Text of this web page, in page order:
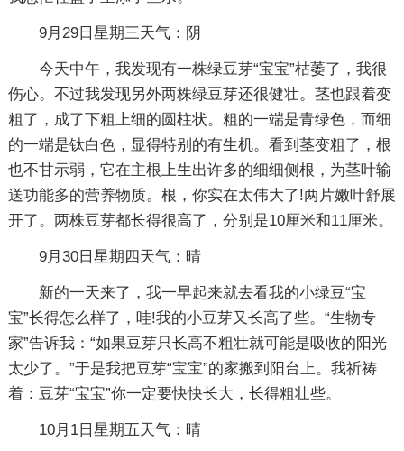
9月29日星期三天气：阴
今天中午，我发现有一株绿豆芽“宝宝”枯萎了，我很
伤心。不过我发现另外两株绿豆芽还很健壮。茎也跟着变
粗了，成了下粗上细的圆柱状。粗的一端是青绿色，而细
的一端是钛白色，显得特别的有生机。看到茎变粗了，根
也不甘示弱，它在主根上生出许多的细细侧根，为茎叶输
送功能多的营养物质。根，你实在太伟大了!两片嫩叶舒展
开了。两株豆芽都长得很高了，分别是10厘米和11厘米。
9月30日星期四天气：晴
新的一天来了，我一早起来就去看我的小绿豆“宝
宝”长得怎么样了，哇!我的小豆芽又长高了些。“生物专
家”告诉我：“如果豆芽只长高不粗壮就可能是吸收的阳光
太少了。”于是我把豆芽“宝宝”的家搬到阳台上。我祈祷
着：豆芽“宝宝”你一定要快快长大，长得粗壮些。
10月1日星期五天气：晴